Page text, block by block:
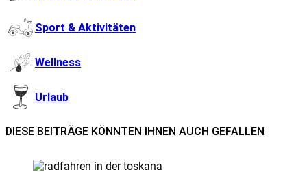
Sport & Aktivitäten
Wellness
Urlaub
DIESE BEITRÄGE KÖNNTEN IHNEN AUCH GEFALLEN